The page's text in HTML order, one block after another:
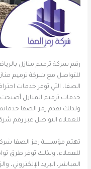
رقم شركة ترميم منازل
للتواصل مع شركة ترميم
الصفا، التي توفر خدمات
خدمات ترميم المنازل أصبحت
ولذلك تقدم رمز الصفا
للعملاء التواصل عبر رقم
تهتم مؤسسة رمز الصفا شركة
للعملاء، ولذلك توفر طرق
المباشر، البريد الإلكتروني،